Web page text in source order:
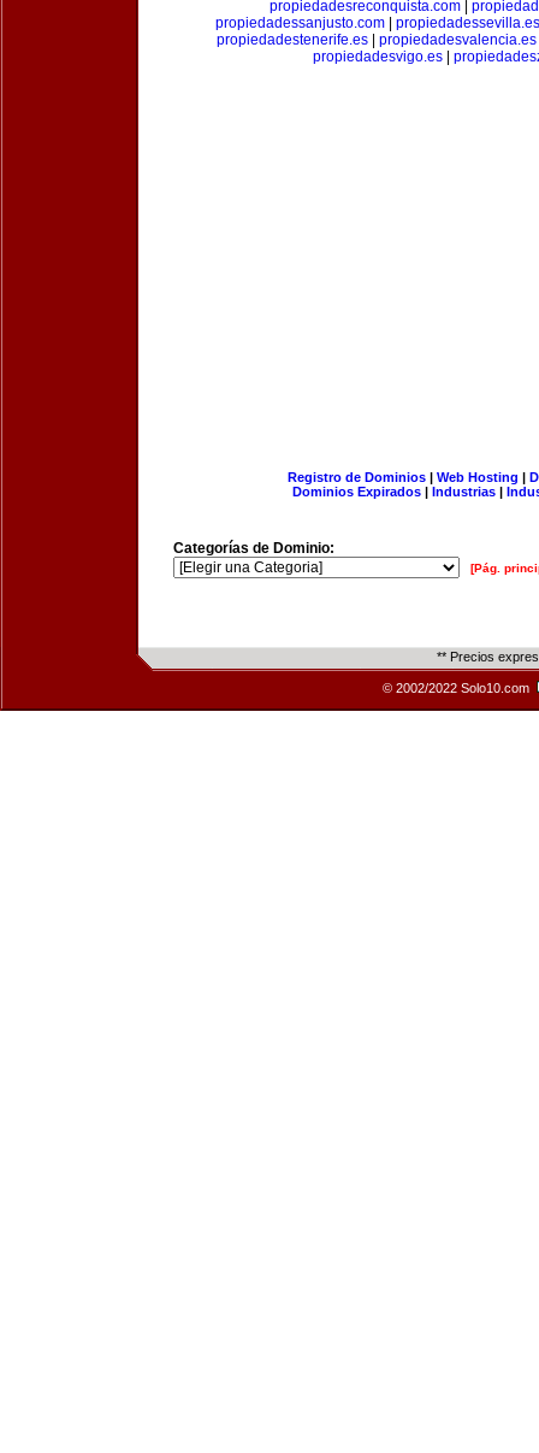
propiedadesreconquista.com
propiedadessanjusto.com| propiedadessevilla.es
propiedadestenerife.es| propiedadesvalencia.es
propiedadesvigo.es|
Registro de Dominios| Web Hosting |
Dominios Expirados | Industrias |
Categorías de Dominio:
[Pág.
** Precios
© 2002/2022 Solo10.com